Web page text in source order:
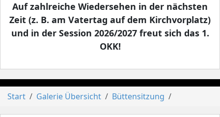
Auf zahlreiche Wiedersehen in der nächsten
Zeit (z. B. am Vatertag auf dem Kirchvorplatz)
und in der Session 2026/2027 freut sich das 1.
OKK!
Start Galerie Übersicht Büttensitzung